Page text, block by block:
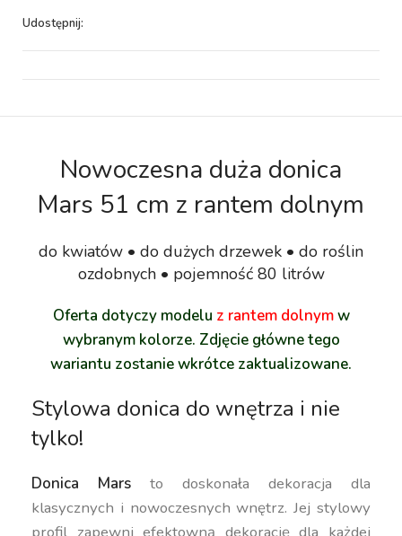
Udostępnij:
Nowoczesna duża donica
Mars 51 cm z rantem dolnym
do kwiatów • do dużych drzewek • do roślin
ozdobnych • pojemność 80 litrów
Oferta dotyczy modelu z rantem dolnymw
wybranym kolorze. Zdjęcie główne tego
wariantu zostanie wkrótce zaktualizowane.
Stylowa donica do wnętrza i nie
tylko!
Donica Marsto doskonała dekoracja dla
klasycznych i nowoczesnych wnętrz. Jej stylowy
profil zapewni efektowną dekorację dla każdej